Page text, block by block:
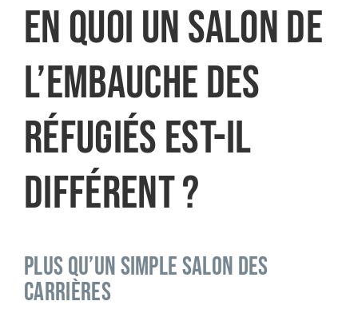
Démarrer
Ressources
Exemples de réussite
En quoi un Salon de
l’embauche des
réfugiés est-il
différent ?
PLUS QU’UN SIMPLE SALON DES
CARRIÈRES